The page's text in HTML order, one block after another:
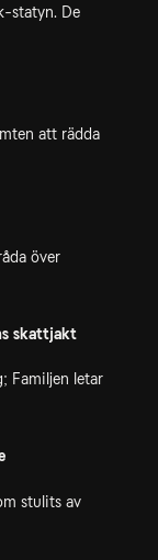
statyn. De
att rädda
över
skattjakt
Familjen letar
stulits av